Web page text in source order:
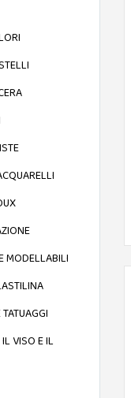
MODELLABILI
VISO E IL